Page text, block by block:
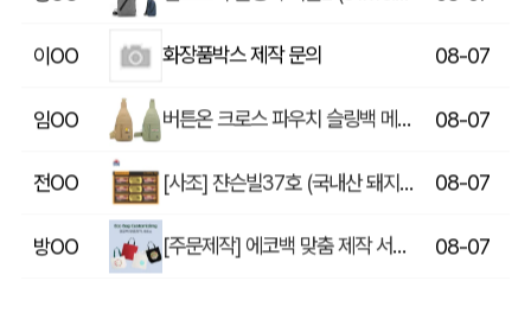
이OO 화장품박스 제작 문의 08-07
임OO 08-07
전OO 08-07
방OO 08-07